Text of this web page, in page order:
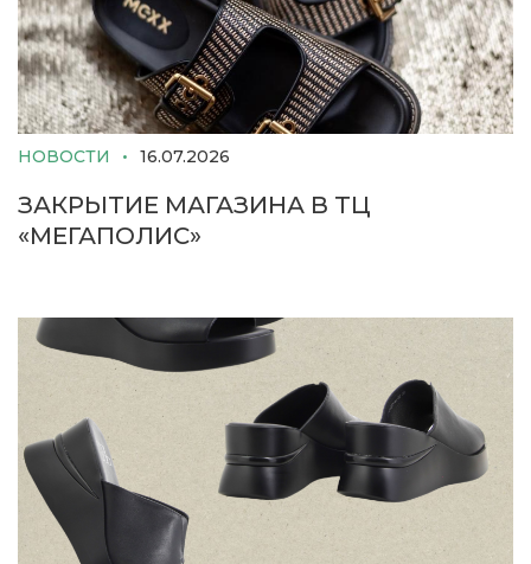
НОВОСТИ 16.07.2026
ЗАКРЫТИЕ МАГАЗИНА В ТЦ
«МЕГАПОЛИС»